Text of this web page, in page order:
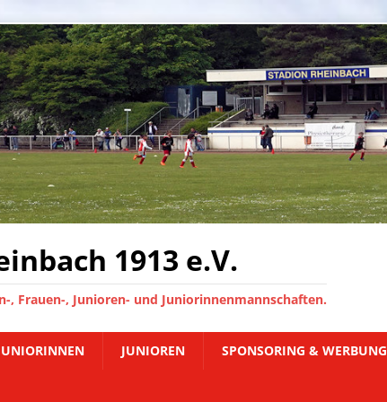
1913 e.V.
, Frauen-, Junioren- und Juniorinnenmannschaften.
JUNIOREN SPONSORING & WERBUNG